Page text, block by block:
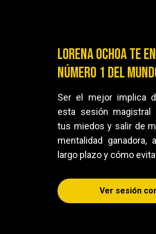
Lorena Ochoa te
número 1 del
Ser el mejor implica
esta sesión magistral
tus miedos y salir de
mentalidad
largo plazo y cómo
Ver sesión